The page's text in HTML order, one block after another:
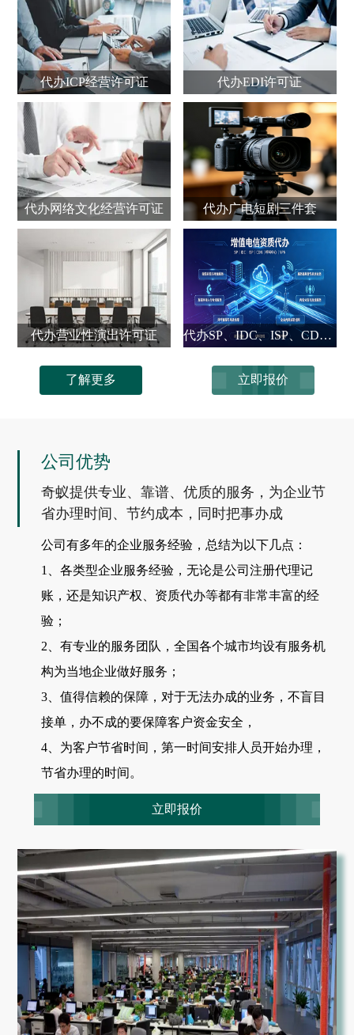
了解更多 立即报价
代办ICP经营许可证 代办EDI许可证
代办网络文化经营许可证 代办广电短剧三件套
代办营业性演出许可证 代办SP、IDC、ISP、CDN、呼叫中心、VPN
公司优势
奇蚁提供专业、靠谱、优质的服务，为企业节
省办理时间、节约成本，同时把事办成
公司有多年的企业服务经验，总结为以下几点：
1、各类型企业服务经验，无论是公司注册代理记
账，还是知识产权、资质代办等都有非常丰富的经
验；
2、有专业的服务团队，全国各个城市均设有服务机
构为当地企业做好服务；
3、值得信赖的保障，对于无法办成的业务，不盲目
接单，办不成的要保障客户资金安全，
4、为客户节省时间，第一时间安排人员开始办理，
节省办理的时间。
立即报价